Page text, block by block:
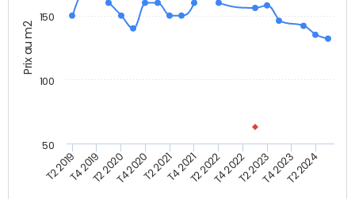
Prix au m2
T2 2019T4 2019T2 2020T4 2020T2 2021T4 2021T2 2022T4 2022T2 2023T4 2023T2 2024
50
100
150